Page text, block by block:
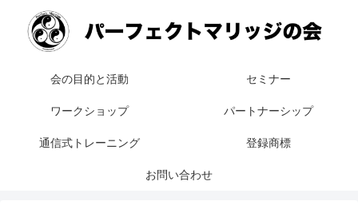
会の目的と活動 セミナー
ワークショップ パートナーシップ
通信式トレーニング 登録商標
お問い合わせ